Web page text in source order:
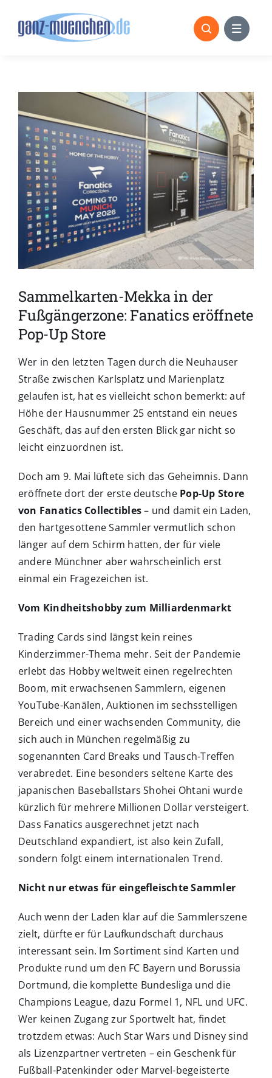
Sammelkarten-Mekka in der
Fußgängerzone: Fanatics eröffnete
Pop-Up Store
Wer in den letzten Tagen durch die Neuhauser
Straße zwischen Karlsplatz und Marienplatz
gelaufen ist, hat es vielleicht schon bemerkt: auf
Höhe der Hausnummer 25 entstand ein neues
Geschäft, das auf den ersten Blick gar nicht so
leicht einzuordnen ist.
Doch am 9. Mai lüftete sich das Geheimnis. Dann
eröffnete dort der erste deutsche Pop-Up Store
von Fanatics Collectibles– und damit ein Laden,
den hartgesottene Sammler vermutlich schon
länger auf dem Schirm hatten, der für viele
andere Münchner aber wahrscheinlich erst
einmal ein Fragezeichen ist.
Vom Kindheitshobby zum Milliardenmarkt
Trading Cards sind längst kein reines
Kinderzimmer-Thema mehr. Seit der Pandemie
erlebt das Hobby weltweit einen regelrechten
Boom, mit erwachsenen Sammlern, eigenen
YouTube-Kanälen, Auktionen im sechsstelligen
Bereich und einer wachsenden Community, die
sich auch in München regelmäßig zu
sogenannten Card Breaks und Tausch-Treffen
verabredet. Eine besonders seltene Karte des
japanischen Baseballstars Shohei Ohtani wurde
kürzlich für mehrere Millionen Dollar versteigert.
Dass Fanatics ausgerechnet jetzt nach
Deutschland expandiert, ist also kein Zufall,
sondern folgt einem internationalen Trend.
Nicht nur etwas für eingefleischte Sammler
Auch wenn der Laden klar auf die Sammlerszene
zielt, dürfte er für Laufkundschaft durchaus
interessant sein. Im Sortiment sind Karten und
Produkte rund um den FC Bayern und Borussia
Dortmund, die komplette Bundesliga und die
Champions League, dazu Formel 1, NFL und UFC.
Wer keinen Zugang zur Sportwelt hat, findet
trotzdem etwas: Auch Star Wars und Disney sind
als Lizenzpartner vertreten – ein Geschenk für
Fußball-Patenkinder oder Marvel-begeisterte